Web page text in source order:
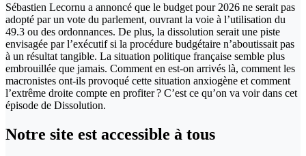
Sébastien Lecornu a annoncé que le budget pour 2026 ne serait pas
adopté par un vote du parlement, ouvrant la voie à l’utilisation du
49.3 ou des ordonnances. De plus, la dissolution serait une piste
envisagée par l’exécutif si la procédure budgétaire n’aboutissait pas
à un résultat tangible. La situation politique française semble plus
embrouillée que jamais. Comment en est-on arrivés là, comment les
macronistes ont-ils provoqué cette situation anxiogène et comment
l’extrême droite compte en profiter ? C’est ce qu’on va voir dans cet
épisode de Dissolution.
Notre site est accessible à tous